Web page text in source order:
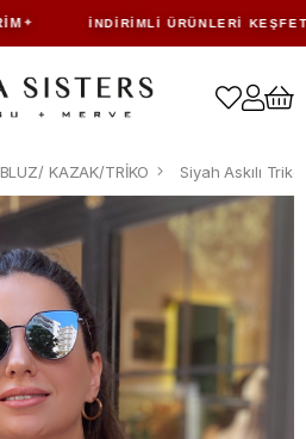
İNDIRIMLI ÜRÜNLERI KEŞFET
BLUZ/ KAZAK/TRİKO Siyah Askılı